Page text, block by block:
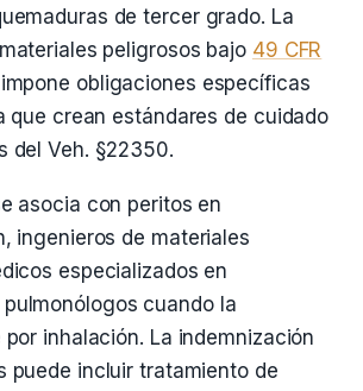
de tercer grado. La
peligrosos bajo 49 CFR
obligaciones específicas
que crean estándares de cuidado
del Veh. §22350.
asocia con peritos en
ingenieros de materiales
especializados en
cuando la
inhalación. La indemnización
puede incluir tratamiento de